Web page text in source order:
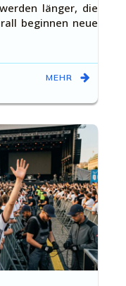
länger, die
beginnen neue
MEHR